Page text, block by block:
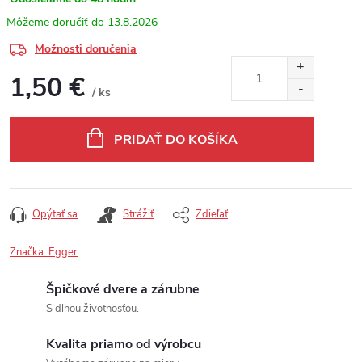
13.8.2026
Možnosti doručenia
1,50 € / ks
PRIDAŤ DO KOŠÍKA
Opýtať sa Strážiť Zdieľať
Značka: Egger
Špičkové dvere a zárubne
S dlhou životnosťou.
Kvalita priamo od výrobcu